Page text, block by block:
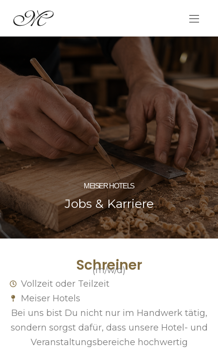
MEISER HOTELS
Jobs & Karriere
Schreiner
(m/w/d)
Vollzeit oder Teilzeit
Meiser Hotels
Bei uns bist Du nicht nur im Handwerk tätig,
sondern sorgst dafür, dass unsere Hotel- und
Veranstaltungsbereiche hochwertig